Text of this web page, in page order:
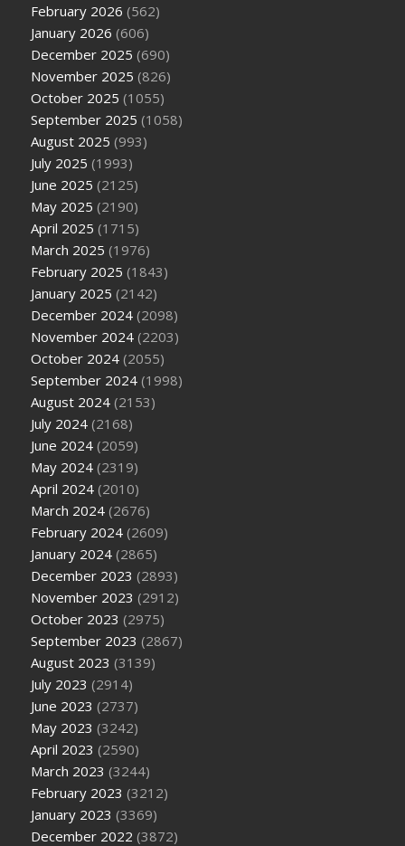
February 2026 (562)
January 2026 (606)
December 2025 (690)
November 2025 (826)
October 2025 (1055)
September 2025 (1058)
August 2025 (993)
July 2025 (1993)
June 2025 (2125)
May 2025 (2190)
April 2025 (1715)
March 2025 (1976)
February 2025 (1843)
January 2025 (2142)
December 2024 (2098)
November 2024 (2203)
October 2024 (2055)
September 2024 (1998)
August 2024 (2153)
July 2024 (2168)
June 2024 (2059)
May 2024 (2319)
April 2024 (2010)
March 2024 (2676)
February 2024 (2609)
January 2024 (2865)
December 2023 (2893)
November 2023 (2912)
October 2023 (2975)
September 2023 (2867)
August 2023 (3139)
July 2023 (2914)
June 2023 (2737)
May 2023 (3242)
April 2023 (2590)
March 2023 (3244)
February 2023 (3212)
January 2023 (3369)
December 2022 (3872)